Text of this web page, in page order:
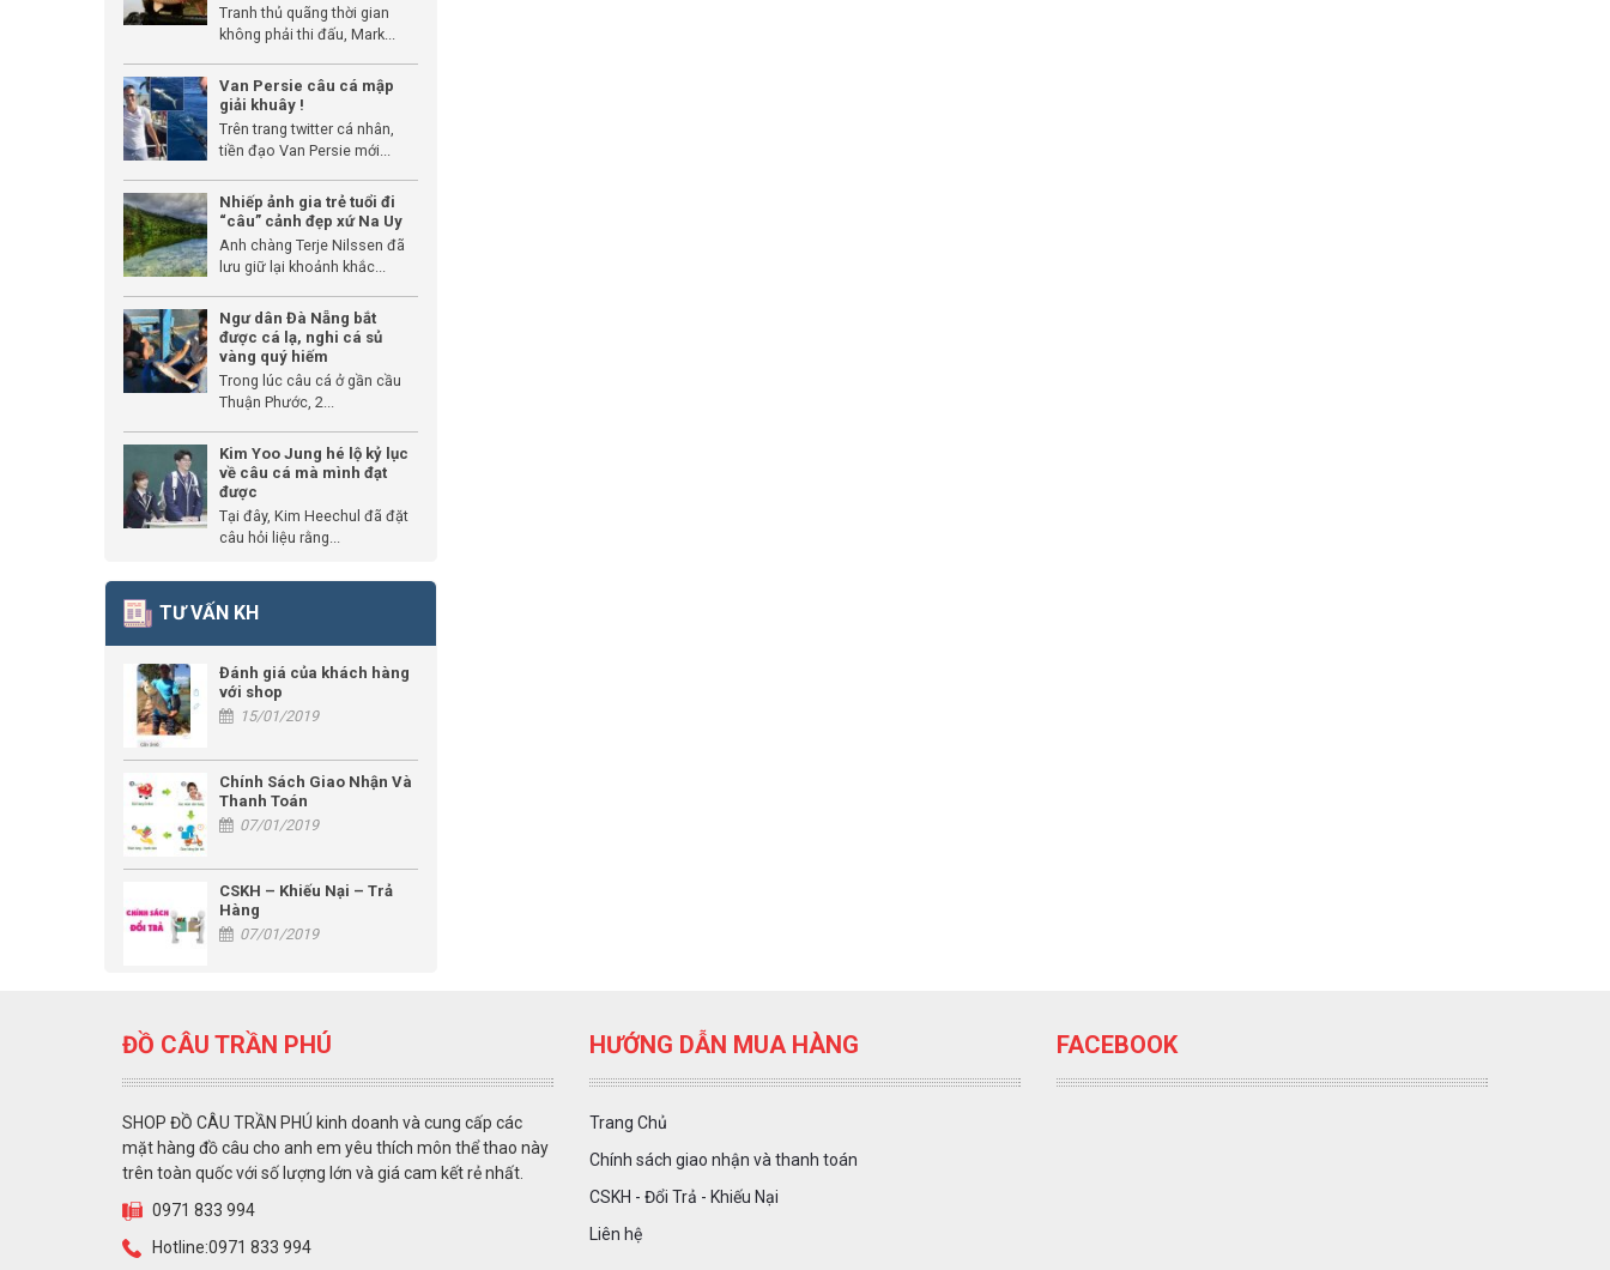
Tranh thủ quãng thời gian
không phải thi đấu, Mark...
Van Persie câu cá mập
giải khuây !
Trên trang twitter cá nhân,
tiền đạo Van Persie mới...
Nhiếp ảnh gia trẻ tuổi đi
“câu” cảnh đẹp xứ Na Uy
Anh chàng Terje Nilssen đã
lưu giữ lại khoảnh khắc...
Ngư dân Đà Nẵng bắt
được cá lạ, nghi cá sủ
vàng quý hiếm
Trong lúc câu cá ở gần cầu
Thuận Phước, 2...
Kim Yoo Jung hé lộ kỷ lục
về câu cá mà mình đạt
được
Tại đây, Kim Heechul đã đặt
câu hỏi liệu rằng...
TƯ VẤN KH
Đánh giá của khách hàng
với shop
15/01/2019
Chính Sách Giao Nhận Và
Thanh Toán
07/01/2019
CSKH – Khiếu Nại – Trả
Hàng
07/01/2019
ĐỒ CÂU TRẦN PHÚ
SHOP ĐỒ CÂU TRẦN PHÚ kinh doanh và cung cấp các
mặt hàng đồ câu cho anh em yêu thích môn thể thao này
trên toàn quốc với số lượng lớn và giá cam kết rẻ nhất.
0971 833 994
Hotline:0971 833 994
HƯỚNG DẪN MUA HÀNG
Trang Chủ
Chính sách giao nhận và thanh toán
CSKH - Đổi Trả - Khiếu Nại
Liên hệ
FACEBOOK